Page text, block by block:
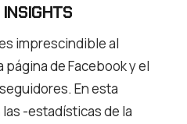
imprescindible al
de Facebook y el
En esta
-estadísticas de la